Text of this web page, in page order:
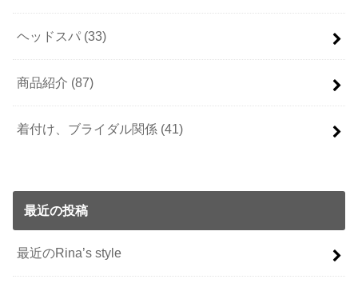
ヘッドスパ (33)
商品紹介 (87)
着付け、ブライダル関係 (41)
最近の投稿
最近のRina’s style